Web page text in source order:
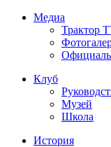
Медиа
Трактор
Клуб
Музей
Школа
История